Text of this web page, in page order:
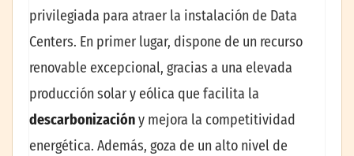
privilegiada para atraer la instalación de Data
Centers. En primer lugar, dispone de un recurso
renovable excepcional, gracias a una elevada
producción solar y eólica que facilita la
descarbonizacióny mejora la competitividad
energética. Además, goza de un alto nivel de